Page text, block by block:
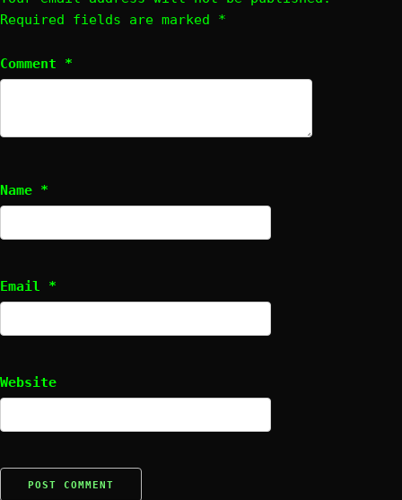
Required fields are marked *
Comment *
Name *
Email *
Website